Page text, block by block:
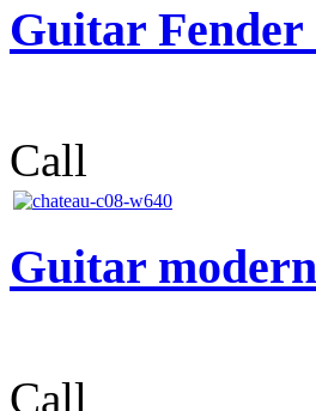
Guitar Fender
Call
Guitar
Call